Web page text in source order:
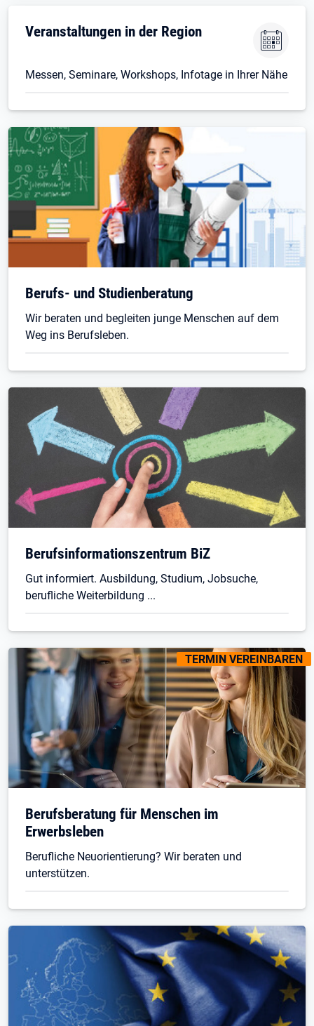
Veranstaltungen in der Region
Messen, Seminare, Workshops, Infotage in Ihrer Nähe
Berufs- und Studienberatung
Wir beraten und begleiten junge Menschen auf dem
Weg ins Berufsleben.
Berufsinformationszentrum BiZ
Gut informiert. Ausbildung, Studium, Jobsuche,
berufliche Weiterbildung ...
KENNZEICHNUNGEN:
TERMIN VEREINBAREN
Berufsberatung für Menschen im
Erwerbsleben
Berufliche Neuorientierung? Wir beraten und
unterstützen.